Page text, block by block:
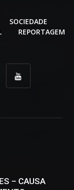
SOCIEDADE
REPORTAGEM
– CAUSA